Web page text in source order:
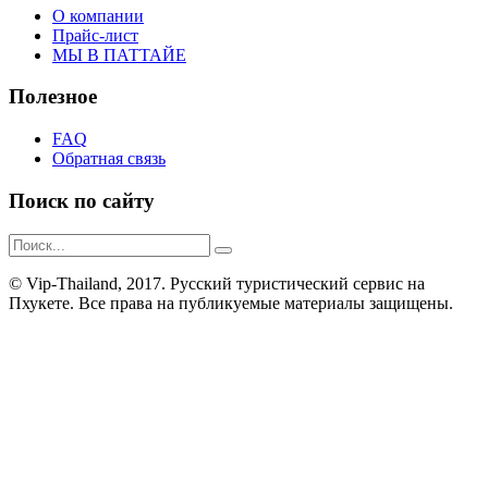
О компании
Прайс-лист
МЫ В ПАТТАЙЕ
Полезное
FAQ
Обратная связь
Поиск по сайту
© Vip-Thailand, 2017. Русский туристический сервис на
Пхукете. Все права на публикуемые материалы защищены.